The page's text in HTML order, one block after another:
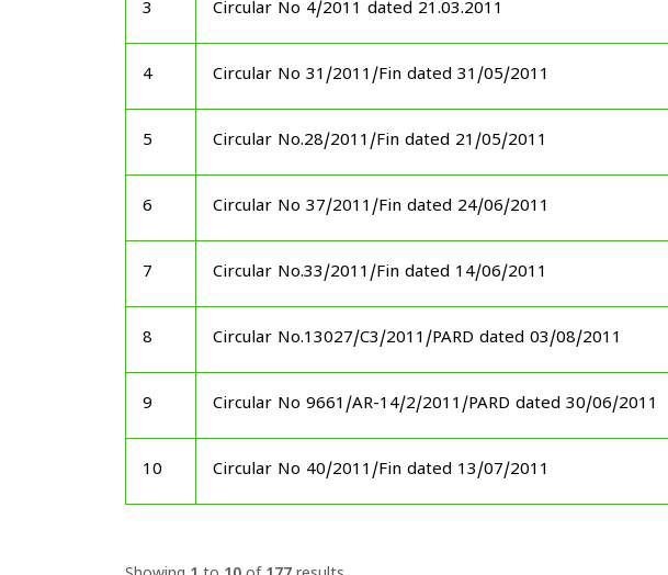
3 Circular No 4/2011 dated 21.03.2011
4 Circular No 31/2011/Fin dated 31/05/2011
5 Circular No.28/2011/Fin dated 21/05/2011
6 Circular No 37/2011/Fin dated 24/06/2011
7 Circular No.33/2011/Fin dated 14/06/2011
8 Circular No.13027/C3/2011/PARD dated 03/08/2011
9 Circular No 9661/AR-14/2/2011/PARD dated 30/06/2011
10 Circular No 40/2011/Fin dated 13/07/2011